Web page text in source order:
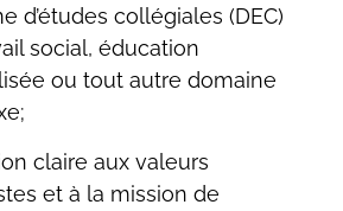
d’études collégiales (DEC)
social, éducation
ou tout autre domaine
claire aux valeurs
et à la mission de